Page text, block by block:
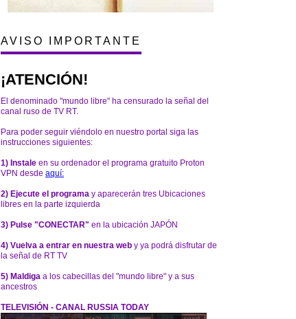
AVISO IMPORTANTE
¡ATENCIÓN!
El denominado "mundo libre" ha censurado la señal del
canal ruso de TV RT.
Para poder seguir viéndolo en nuestro portal siga las
instrucciones siguientes:
1) Instale en su ordenador el programa gratuito Proton
VPN desde aquí:
2) Ejecute el programa y aparecerán tres Ubicaciones
libres en la parte izquierda
3) Pulse "CONECTAR" en la ubicación JAPÓN
4) Vuelva a entrar en nuestra web y ya podrá disfrutar de
la señal de RT TV
5) Maldiga a los cabecillas del "mundo libre" y a sus
ancestros
TELEVISIÓN - CANAL RUSSIA TODAY